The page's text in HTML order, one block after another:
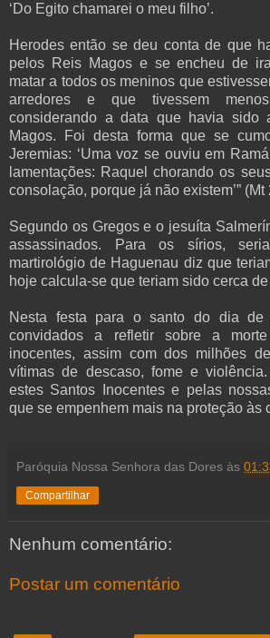
‘Do Egito chamarei o meu filho’.
Herodes então se deu conta de que
pelos Reis Magos e se encheu de
matar a todos os meninos que
arredores e que tivessem
considerando a data que havia sido
Magos. Foi desta forma que se
Jeremias: ‘Uma voz se ouviu em
lamentações: Raquel chorando os
consolação, porque já não existem’” (Mt
Segundo os Gregos e o jesuíta
assassinados. Para os sírios,
martirológio de Haguenau diz que
hoje calcula-se que teriam sido cerca
Nesta festa para o santo do dia de
convidados a refletir sobre a morte
inocentes, assim com dos milhões
vítimas de descaso, fome e
estes Santos Inocentes e pelas
que se empenhem mais na proteção às
Paróquia Nossa Senhora das Dores às
Compartilhar
Nenhum comentário:
Postar um comentário